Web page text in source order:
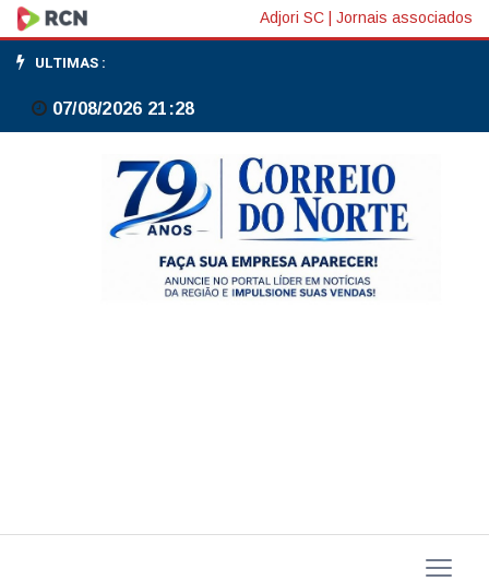
Dólar
cai
e
recuo
Adjori SC Jornais associados
ULTIMAS :
07/08/2026 21:28